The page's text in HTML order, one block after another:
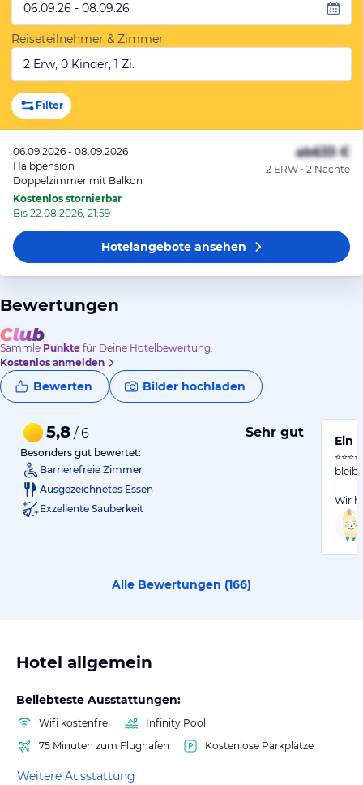
06.09.26 - 08.09.26
Reiseteilnehmer & Zimmer
2 Erw, 0 Kinder, 1 Zi.
Filter
06.09.2026 - 08.09.2026
Halbpension
Doppelzimmer mit Balkon
Kostenlos stornierbar
Bis 22.08.2026, 21:59
ab633 €
2 ERW • 2 Nächte
Hotelangeboteansehen
Bewertungen
Sammle Punkte für Deine Hotelbewertung.
Kostenlos anmelden
Bewerten Bilder hochladen
5,8 / 6 Sehr gut
Besonders gut bewertet:
Barrierefreie Zimmer
Ausgezeichnetes Essen
Exzellente Sauberkeit
Ein
bleibt
Wir
Alle Bewertungen (166)
Hotel allgemein
Beliebteste Ausstattungen:
Wifi kostenfrei
Infinity Pool
75 Minuten zum Flughafen
Kostenlose Parkplätze
Weitere Ausstattung